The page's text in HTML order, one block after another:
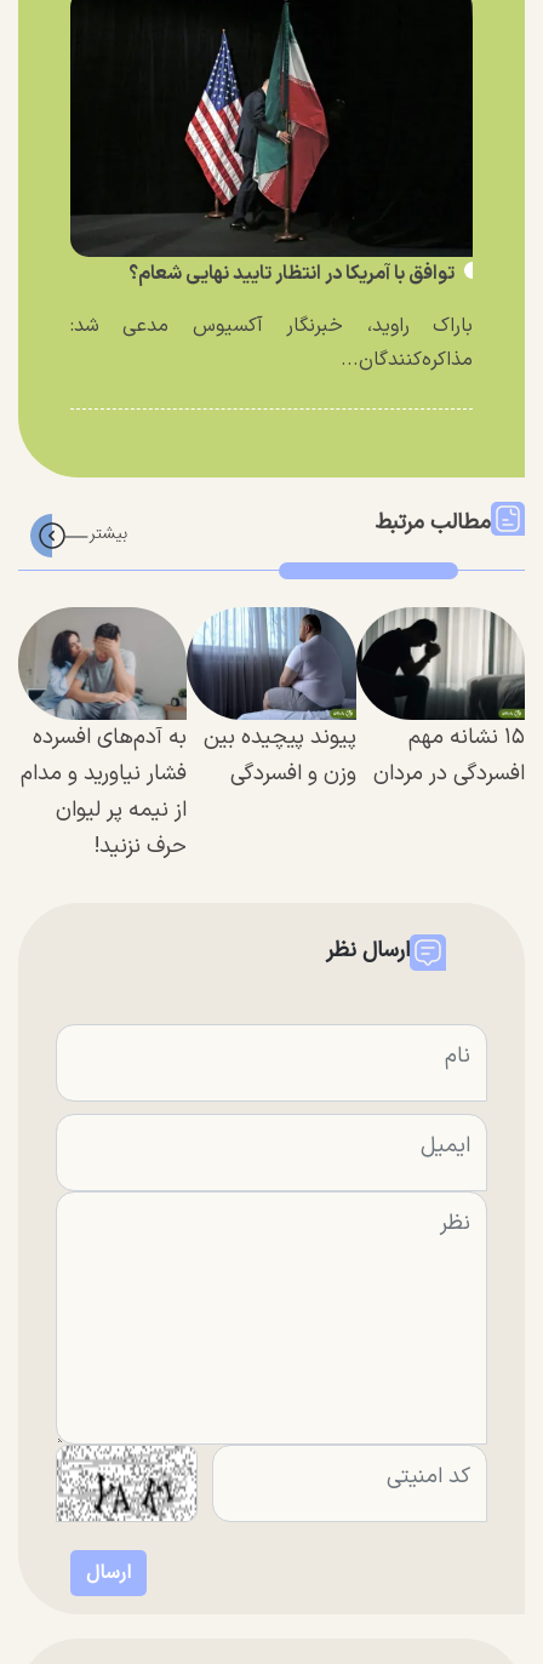
توافق با آمریکا در انتظار تایید نهایی شعام؟
باراک راوید، خبرنگار آکسیوس مدعی شد:
مذاکره‌کنندگان...
مطالب مرتبط
۱۵ نشانه مهم
افسردگی در مردان
پیوند پیچیده‌ بین
وزن و افسردگی
به آدم‌های افسرده
فشار نیاورید و مدام
از نیمه پر لیوان
حرف نزنید!
ارسال نظر